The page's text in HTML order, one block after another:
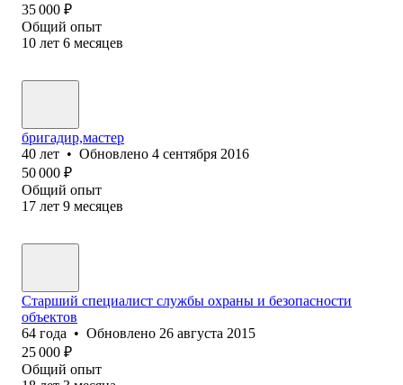
35 000 ₽
Общий опыт
10 лет 6 месяцев
бригадир,мастер
40 лет • Обновлено 4 сентября 2016
50 000 ₽
Общий опыт
17 лет 9 месяцев
Старший специалист службы охраны и безопасности
объектов
64 года • Обновлено 26 августа 2015
25 000 ₽
Общий опыт